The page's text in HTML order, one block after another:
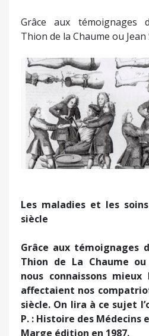
Grâce aux témoignages
Thion de la Chaume ou
Les maladies et les
siècle
Grâce aux témoignages
Thion de La Chaume ou
nous connaissons
affectaient nos
siècle. On lira à ce sujet
P. : Histoire des Médecins
Marge édition en 1987.